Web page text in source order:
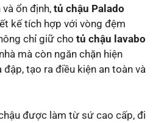
ổn định, tủ chậu Palado
kế tích hợp với vòng đệm
chỉ giữ cho tủ chậu lavabo
mà còn ngăn chặn hiện
tạo ra điều kiện an toàn và
được làm từ sứ cao cấp, đi